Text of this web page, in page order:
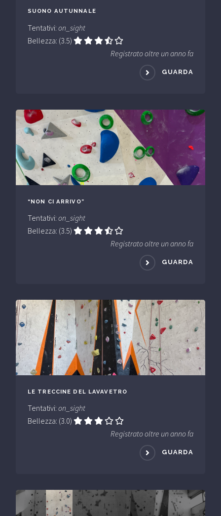
SUONO AUTUNNALE
Tentativi: on_sight
Bellezza: (3.5)
Registrato oltre un anno fa
GUARDA
“NON CI ARRIVO”
Tentativi: on_sight
Bellezza: (3.5)
Registrato oltre un anno fa
GUARDA
LE TRECCINE DEL LAVAVETRO
Tentativi: on_sight
Bellezza: (3.0)
Registrato oltre un anno fa
GUARDA